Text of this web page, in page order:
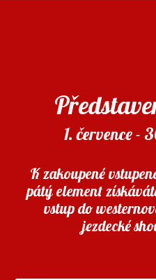
1. července -
K zakoupené
pátý element
vstup do
jezdecké